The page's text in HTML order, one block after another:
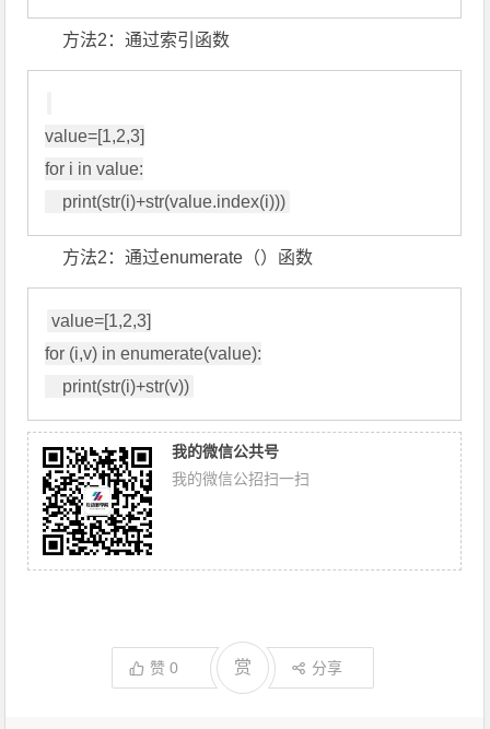
方法2：通过索引函数
value=[1,2,3]
for i in value:
    print(str(i)+str(value.index(i)))
方法2：通过enumerate（）函数
value=[1,2,3]
for (i,v) in enumerate(value):
    print(str(i)+str(v))
我的微信公共号
我的微信公招扫一扫
赞0 赏 分享